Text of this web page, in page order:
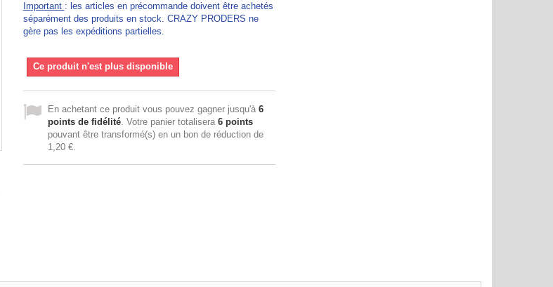
Important : les articles en précommande doivent être achetés
séparément des produits en stock. CRAZY PRODERS ne
gère pas les expéditions partielles.
Ce produit n'est plus disponible
En achetant ce produit vous pouvez gagner jusqu'à 6
points de fidélité. Votre panier totalisera 6points
pouvant être transformé(s) en un bon de réduction de
1,20 €.